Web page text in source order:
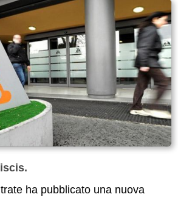
ha pubblicato una nuova